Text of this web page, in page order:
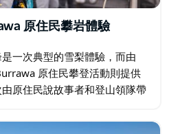
原住民攀岩體驗
一次典型的雪梨體驗，而由
原住民攀登活動則提供
原住民說故事者和登山領隊帶